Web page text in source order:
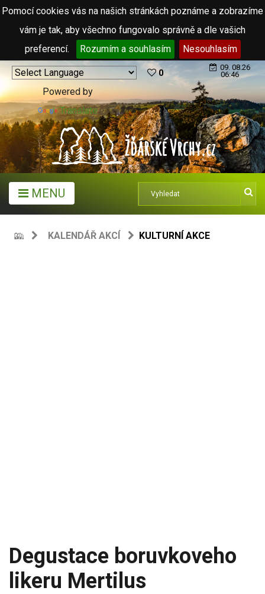
Pomocí cookies vás na našich stránkách poznáme a zobrazíme
vám je tak, aby všechno fungovalo správně a dle vašich
preferencí.
Rozumím a souhlasím Nesouhlasím
Powered by
Translate
0
09. 08.26
06:46
MENU
KALENDÁŘ AKCÍ KULTURNÍ AKCE
Degustace boruvkoveho
likeru Mertilus